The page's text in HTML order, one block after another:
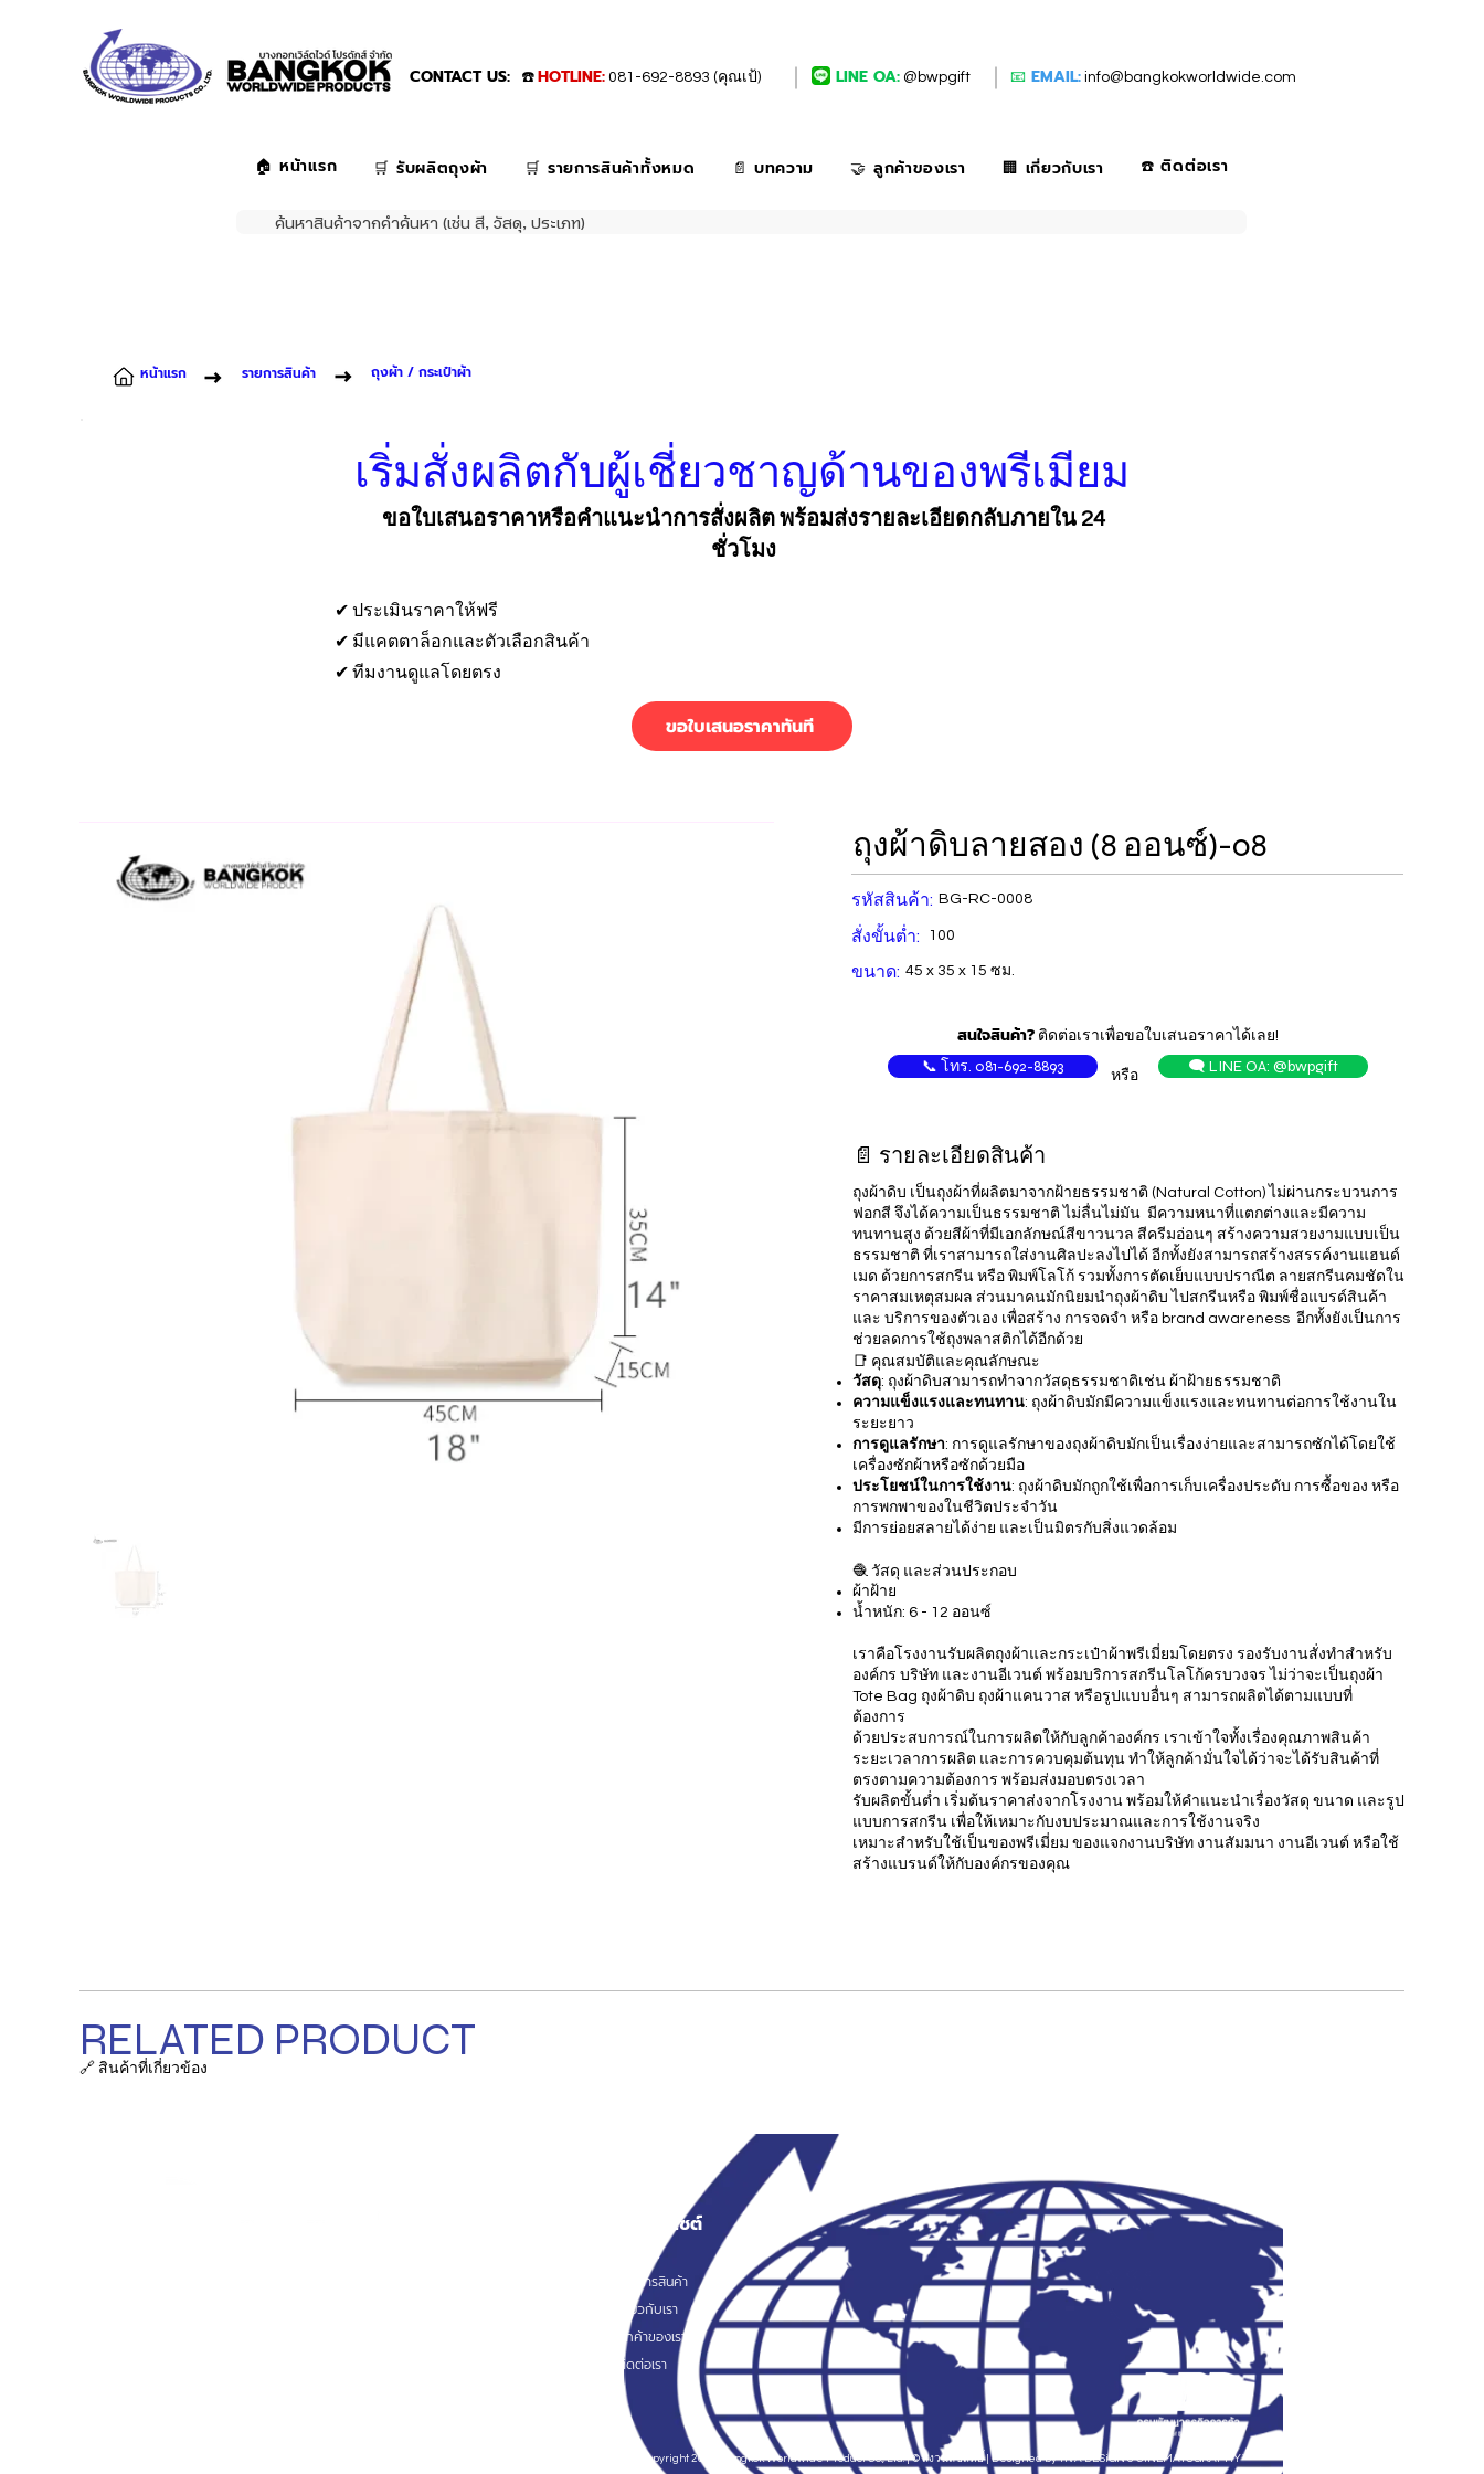
CONTACT US: ☎️ HOTLINE: 081-692-8893 (คุณเป้) LINE OA: @bwpgift 📧 EMAIL: info@bangkokworldwide.com
🏠 หน้าแรก 🛒 รับผลิตถุงผ้า 🛒 รายการสินค้าทั้งหมด 📄 บทความ 🤝 ลูกค้าของเรา 🏢 เกี่ยวกับเรา ☎️ ติดต่อเรา
ค้นหาสินค้าจากคำค้นหา (เช่น สี, วัสดุ, ประเภท)
หน้าแรก รายการสินค้า ถุงผ้า / กระเป๋าผ้า
เริ่มสั่งผลิตกับผู้เชี่ยวชาญด้านของพรีเมียม
ขอใบเสนอราคาหรือคำแนะนำการสั่งผลิต พร้อมส่งรายละเอียดกลับภายใน 24
ชั่วโมง
✔ ประเมินราคาให้ฟรี
✔ มีแคตตาล็อกและตัวเลือกสินค้า
✔ ทีมงานดูแลโดยตรง
ขอใบเสนอราคาทันที
ถุงผ้าดิบลายสอง (8 ออนซ์)-08
รหัสสินค้า: BG-RC-0008
สั่งขั้นต่ำ: 100
ขนาด: 45 x 35 x 15 ซม.
สนใจสินค้า? ติดต่อเราเพื่อขอใบเสนอราคาได้เลย!
📞 โทร. 081-692-8893 หรือ 🗨️ LINE OA: @bwpgift
📄 รายละเอียดสินค้า
ถุงผ้าดิบ เป็นถุงผ้าที่ผลิตมาจากฝ้ายธรรมชาติ (Natural Cotton) ไม่ผ่านกระบวนการ
ฟอกสี จึงได้ความเป็นธรรมชาติ ไม่ลื่นไม่มัน มีความหนาที่แตกต่างและมีความ
ทนทานสูง ด้วยสีผ้าที่มีเอกลักษณ์สีขาวนวล สีครีมอ่อนๆ สร้างความสวยงามแบบเป็น
ธรรมชาติ ที่เราสามารถใส่งานศิลปะลงไปได้ อีกทั้งยังสามารถสร้างสรรค์งานแฮนด์
เมด ด้วยการสกรีน หรือ พิมพ์โลโก้ รวมทั้งการตัดเย็บแบบปราณีต ลายสกรีนคมชัดใน
ราคาสมเหตุสมผล ส่วนมาคนมักนิยมนำถุงผ้าดิบ ไปสกรีนหรือ พิมพ์ชื่อแบรด์สินค้า
และ บริการของตัวเอง เพื่อสร้าง การจดจำ หรือ brand awareness อีกทั้งยังเป็นการ
ช่วยลดการใช้ถุงพลาสติกได้อีกด้วย
📑 คุณสมบัติและคุณลักษณะ
วัสดุ: ถุงผ้าดิบสามารถทำจากวัสดุธรรมชาติเช่น ผ้าฝ้ายธรรมชาติ
ความแข็งแรงและทนทาน: ถุงผ้าดิบมักมีความแข็งแรงและทนทานต่อการใช้งานใน
ระยะยาว
การดูแลรักษา: การดูแลรักษาของถุงผ้าดิบมักเป็นเรื่องง่ายและสามารถซักได้โดยใช้
เครื่องซักผ้าหรือซักด้วยมือ
ประโยชน์ในการใช้งาน: ถุงผ้าดิบมักถูกใช้เพื่อการเก็บเครื่องประดับ การซื้อของ หรือ
การพกพาของในชีวิตประจำวัน
มีการย่อยสลายได้ง่าย และเป็นมิตรกับสิ่งแวดล้อม
🧶 วัสดุ และส่วนประกอบ
ผ้าฝ้าย
น้ำหนัก: 6 - 12 ออนซ์
เราคือโรงงานรับผลิตถุงผ้าและกระเป๋าผ้าพรีเมี่ยมโดยตรง รองรับงานสั่งทำสำหรับ
องค์กร บริษัท และงานอีเวนต์ พร้อมบริการสกรีนโลโก้ครบวงจร ไม่ว่าจะเป็นถุงผ้า
Tote Bag ถุงผ้าดิบ ถุงผ้าแคนวาส หรือรูปแบบอื่นๆ สามารถผลิตได้ตามแบบที่
ต้องการ
ด้วยประสบการณ์ในการผลิตให้กับลูกค้าองค์กร เราเข้าใจทั้งเรื่องคุณภาพสินค้า
ระยะเวลาการผลิต และการควบคุมต้นทุน ทำให้ลูกค้ามั่นใจได้ว่าจะได้รับสินค้าที่
ตรงตามความต้องการ พร้อมส่งมอบตรงเวลา
รับผลิตขั้นต่ำ เริ่มต้นราคาส่งจากโรงงาน พร้อมให้คำแนะนำเรื่องวัสดุ ขนาด และรูป
แบบการสกรีน เพื่อให้เหมาะกับงบประมาณและการใช้งานจริง
เหมาะสำหรับใช้เป็นของพรีเมี่ยม ของแจกงานบริษัท งานสัมมนา งานอีเวนต์ หรือใช้
สร้างแบรนด์ให้กับองค์กรของคุณ
RELATED PRODUCT
🔗 สินค้าที่เกี่ยวข้อง
Copyright 2024 Bangkok Worldwide Product Co., Ltd. | © สงวนลิขสิทธิ์ | Designed byTiVA DESiGN & CiNEMATOGRAPHY™
เมนูเว็บไซต์
หน้าแรก
รายการสินค้า
เกี่ยวกับเรา
ลูกค้าของเรา
ติดต่อเรา